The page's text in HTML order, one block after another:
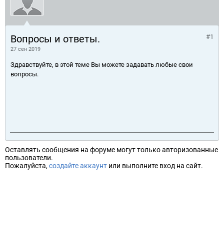
Вопросы и ответы.
27 сен 2019
#1
Здравствуйте, в этой теме Вы можете задавать любые свои
вопросы.
Оставлять сообщения на форуме могут только авторизованные
пользователи.
Пожалуйста, создайте аккаунт или выполните вход на сайт.